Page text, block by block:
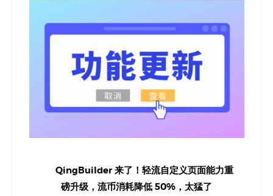
QingBuilder 来了！轻流自定义页面能力重
磅升级，流币消耗降低 50%，太猛了